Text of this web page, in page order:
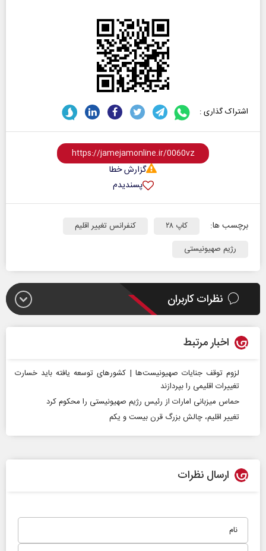
اشتراک گذاری :
گزارش خطا
پسندیدم
برچسب ها: کاپ ۲۸
کنفرانس تغییر اقلیم
رژیم صهیونیستی
نظرات کاربران
اخبار مرتبط
لزوم توقف جنایات صهیونیست‌ها | کشور‌های توسعه یافته باید خسارت
تغییرات اقلیمی را بپردازند
حماس میزبانی امارات از رئیس رژیم صهیونیستی را محکوم کرد
تغییر اقلیم، چالش بزرگ قرن بیست و یکم
ارسال نظرات